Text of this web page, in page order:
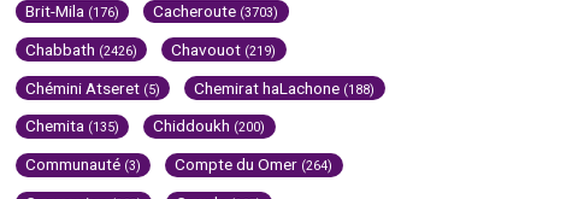
Brit-Mila (176) Cacheroute (3703)
Chabbath (2426) Chavouot (219)
Chémini Atseret (5) Chemirat haLachone (188)
Chemita (135) Chiddoukh (200)
Communauté (3) Compte du Omer (264)